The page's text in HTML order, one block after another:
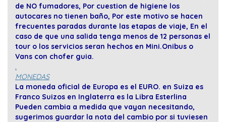
de NO fumadores, Por cuestion de higiene los
autocares no tienen baño, Por este motivo se hacen
frecuentes paradas durante las etapas de viaje, En el
caso de que una salida tenga menos de 12 personas el
tour o los servicios seran hechos en Mini.Onibus o
Vans con chofer guia.
.
MONEDAS
La moneda oficial de Europa es el EURO. en Suiza es
Franco Suizos en Inglaterra es la Libra Esterlina
Pueden cambia a medida que vayan necesitando,
sugerimos guardar la nota del cambio por si tuviesen